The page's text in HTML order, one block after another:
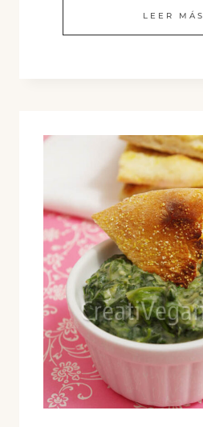
LEER MÁS